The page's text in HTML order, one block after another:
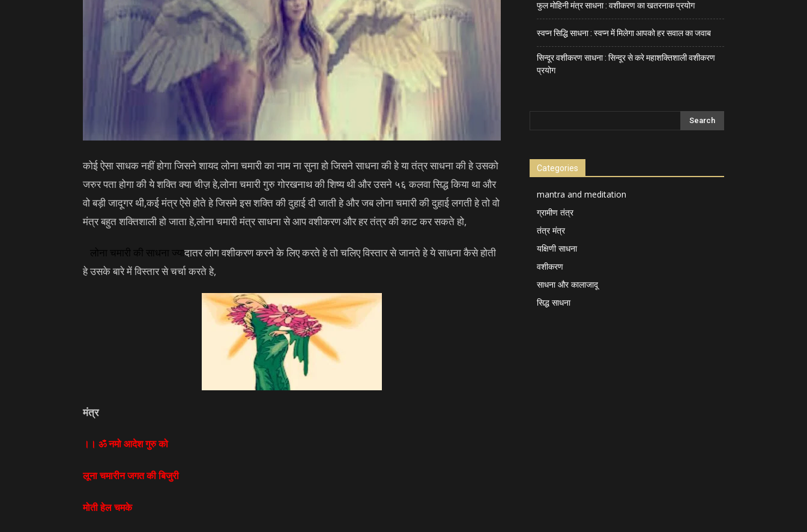
कोई ऐसा साधक नहीं होगा जिसने शायद लोना चमारी का नाम ना सुना हो जिसने साधना की हे या तंत्र साधना की हे उसको
जरुर पता होगा की ये शक्ति क्या चीज़ हे,लोना चमारी गुरु गोरखनाथ की शिष्य थी और उसने ५६ कलवा सिद्ध किया था और
वो बड़ी जादूगर थी,कई मंत्र ऐसे होते हे जिसमे इस शक्ति की दुहाई दी जाती हे और जब लोना चमारी की दुहाई लगती हे तो वो
मंत्र बहुत शक्तिशाली हो जाता हे,लोना चमारी मंत्र साधना से आप वशीकरण और हर तंत्र की काट कर सकते हो,
लोना चमारी की साधना ज्यादातर लोग वशीकरण करने के लिए करते हे तो चलिए विस्तार से जानते हे ये साधना कैसे होती
हे उसके बारे में विस्तार से चर्चा करते हे,
मंत्र
।। ॐ नमो आदेश गुरु को
लूना चमारीन जगत की बिजुरी
मोती हेल चमके
फुल मोहिनी मंत्र साधना : वशीकरण का खतरनाक प्रयोग
स्वप्न सिद्धि साधना : स्वप्न में मिलेगा आपको हर सवाल का जवाब
सिन्दूर वशीकरण साधना : सिन्दूर से करे महाशक्तिशाली वशीकरण
प्रयोग
Categories
mantra and meditation
ग्रामीण तंत्र
तंत्र मंत्र
यक्षिणी साधना
वशीकरण
साधना और कालाजादू
सिद्ध साधना